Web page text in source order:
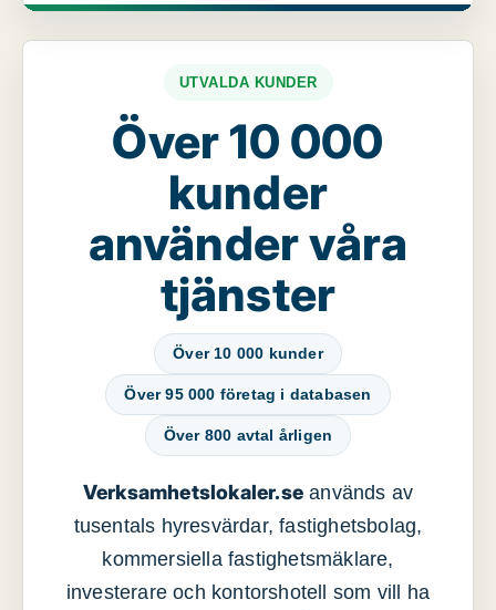
UTVALDA KUNDER
Över 10 000
kunder
använder våra
tjänster
Över 10 000 kunder
Över 95 000 företag i databasen
Över 800 avtal årligen
Verksamhetslokaler.se används av
tusentals hyresvärdar, fastighetsbolag,
kommersiella fastighetsmäklare,
investerare och kontorshotell som vill ha